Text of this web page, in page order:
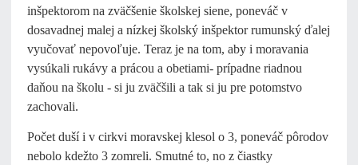
inšpektorom na zväčšenie školskej siene, poneváč v
dosavadnej malej a nízkej školský inšpektor rumunský ďalej
vyučovať nepovoľuje. Teraz je na tom, aby i moravania
vysúkali rukávy a prácou a obetiami- prípadne riadnou
daňou na školu - si ju zväčšili a tak si ju pre potomstvo
zachovali.
Počet duší i v cirkvi moravskej klesol o 3, poneváč pôrodov
nebolo kdežto 3 zomreli. Smutné to, no z čiastky